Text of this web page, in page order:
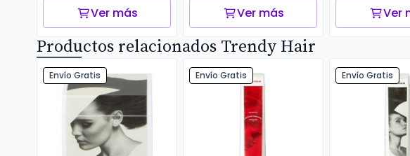
Ver más Ver más Ver
Productos relacionados Trendy Hair
Envío Gratis Envío Gratis Envío Gratis